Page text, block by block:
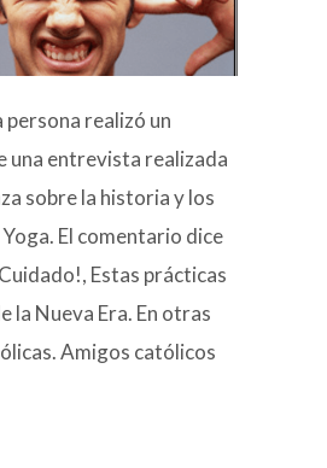
persona realizó un
una entrevista realizada
sobre la historia y los
El comentario dice
Estas prácticas
la Nueva Era. En otras
Amigos católicos